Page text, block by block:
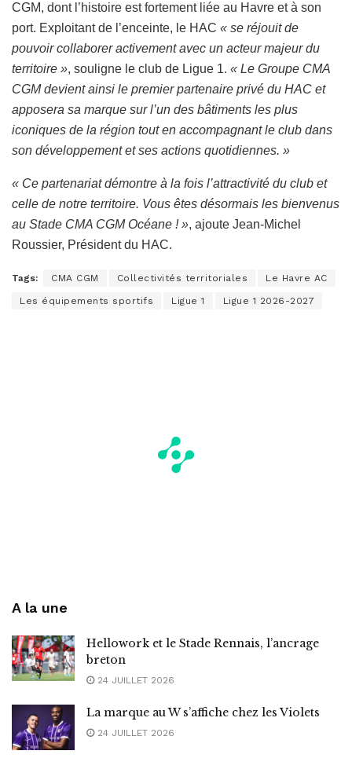
CGM, dont l’histoire est fortement liée au Havre et à son
port. Exploitant de l’enceinte, le HAC « se réjouit de
pouvoir collaborer activement avec un acteur majeur du
territoire », souligne le club de Ligue 1. « Le Groupe CMA
CGM devient ainsi le premier partenaire privé du HAC et
apposera sa marque sur l’un des bâtiments les plus
iconiques de la région tout en accompagnant le club dans
son développement et ses actions quotidiennes. »
« Ce partenariat démontre à la fois l’attractivité du club et
celle de notre territoire. Vous êtes désormais les bienvenus
au Stade CMA CGM Océane ! », ajoute Jean-Michel
Roussier, Président du HAC.
Tags: CMA CGM Collectivités territoriales Le Havre AC
Les équipements sportifs Ligue 1 Ligue 1 2026-2027
A la une
Hellowork et le Stade Rennais, l’ancrage
breton
24 JUILLET 2026
La marque au W s’affiche chez les Violets
24 JUILLET 2026